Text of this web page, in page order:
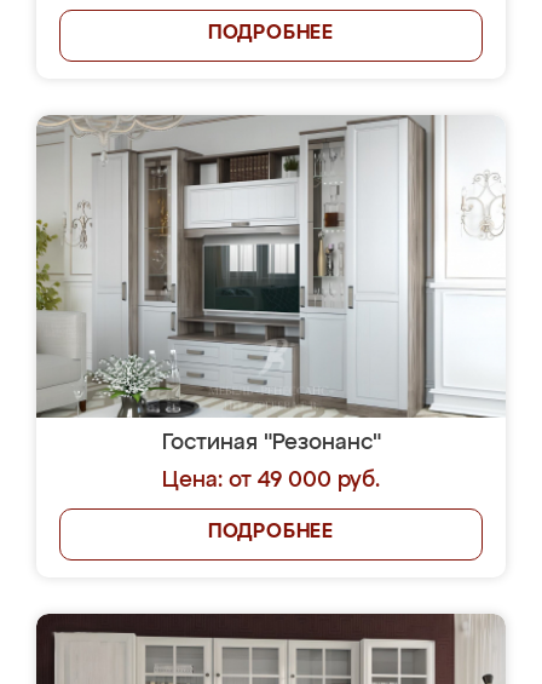
ПОДРОБНЕЕ
Гостиная "Резонанс"
Цена: от 49 000 руб.
ПОДРОБНЕЕ